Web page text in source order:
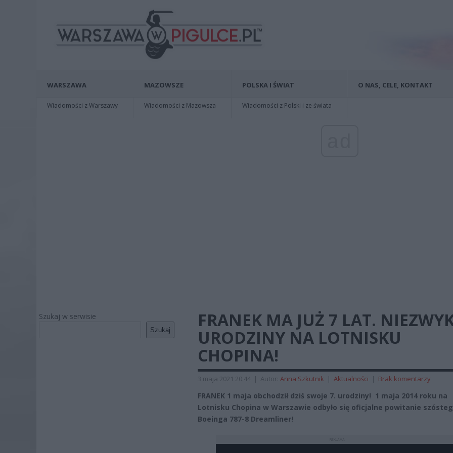
WARSZAWA
Wiadomości z Warszawy
MAZOWSZE
Wiadomości z Mazowsza
POLSKA I ŚWIAT
Wiadomości z Polski i ze świata
O NAS, CELE, KONTAKT
Szukaj w serwisie
Szukaj
FRANEK MA JUŻ 7 LAT.
URODZINY NA LOTNISKU
CHOPINA!
3 maja 2021 20:44 | Autor: Anna Szkutnik | Aktualności | Brak komentarzy
FRANEK 1 maja obchodził dziś swoje 7. urodziny! 1 maja 2014 roku na
Lotnisku Chopina w Warszawie odbyło się oficjalne powitanie
Boeinga 787-8 Dreamliner!